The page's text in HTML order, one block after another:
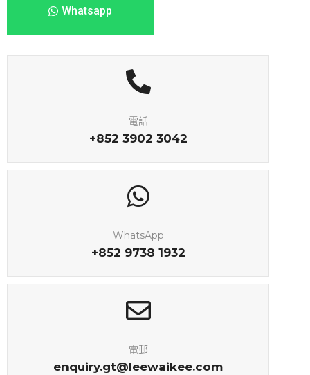
Whatsapp
電話
+852 3902 3042
WhatsApp
+852 9738 1932
電郵
enquiry.gt@leewaikee.com